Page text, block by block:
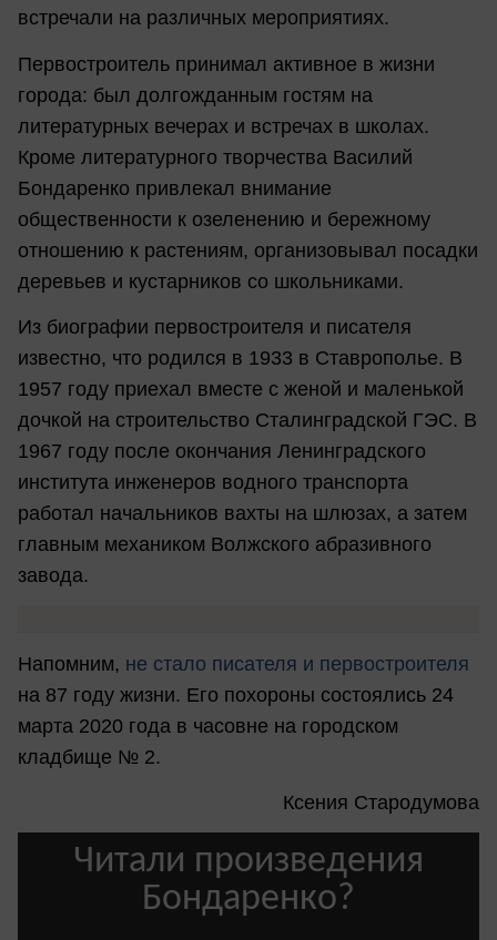
встречали на различных мероприятиях.
Первостроитель принимал активное в жизни
города: был долгожданным гостям на
литературных вечерах и встречах в школах.
Кроме литературного творчества Василий
Бондаренко привлекал внимание
общественности к озеленению и бережному
отношению к растениям, организовывал посадки
деревьев и кустарников со школьниками.
Из биографии первостроителя и писателя
известно, что родился в 1933 в Ставрополье. В
1957 году приехал вместе с женой и маленькой
дочкой на строительство Сталинградской ГЭС. В
1967 году после окончания Ленинградского
института инженеров водного транспорта
работал начальников вахты на шлюзах, а затем
главным механиком Волжского абразивного
завода.
Напомним, не стало писателя и первостроителя
на 87 году жизни. Его похороны состоялись 24
марта 2020 года в часовне на городском
кладбище № 2.
Ксения Стародумова